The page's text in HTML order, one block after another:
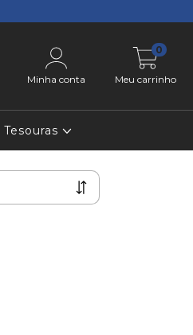
Minha conta Meu carrinho
0
Tesouras